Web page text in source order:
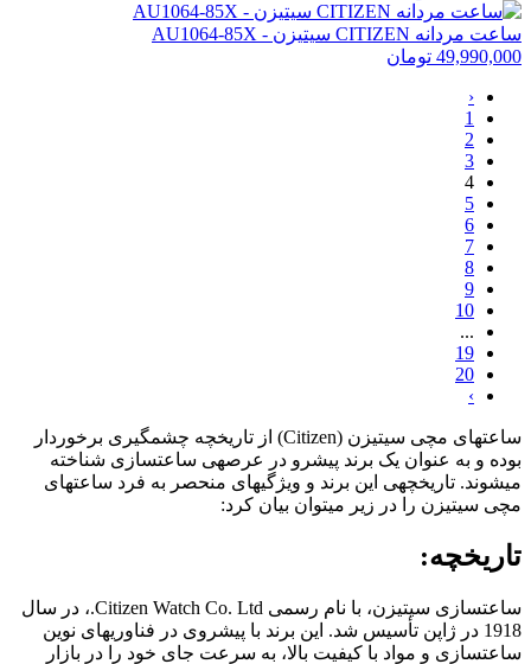
ساعت مردانه CITIZEN سیتیزن - AU1064-85X
49,990,000 تومان
‹
1
2
3
4
5
6
7
8
9
10
...
19
20
›
ساعتهای مچی سیتیزن (Citizen) از تاریخچه چشمگیری برخوردار
بوده و به عنوان یک برند پیشرو در عرصهی ساعتسازی شناخته
میشوند. تاریخچهی این برند و ویژگیهای منحصر به فرد ساعتهای
مچی سیتیزن را در زیر میتوان بیان کرد:
تاریخچه:
ساعتسازی سیتیزن، با نام رسمی Citizen Watch Co. Ltd.، در سال
1918 در ژاپن تأسیس شد. این برند با پیشروی در فناوریهای نوین
ساعتسازی و مواد با کیفیت بالا، به سرعت جای خود را در بازار